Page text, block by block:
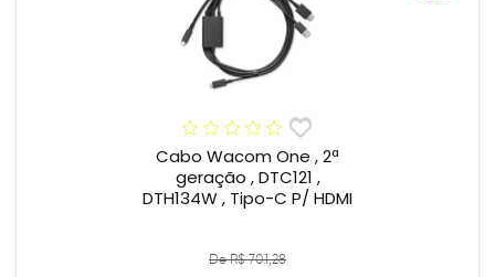
Cabo Wacom One , 2ª
geração , DTC121 ,
DTH134W , Tipo-C P/ HDMI
De R$ 701,28